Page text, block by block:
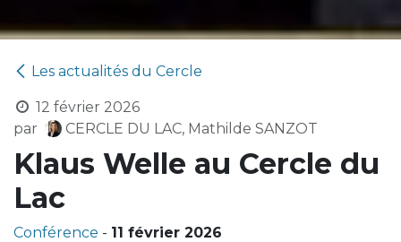
Les actualités du Cercle
12 février 2026
par
CERCLE DU LAC, Mathilde SANZOT
Klaus Welle au Cercle du
Lac
Conférence - 11 février 2026